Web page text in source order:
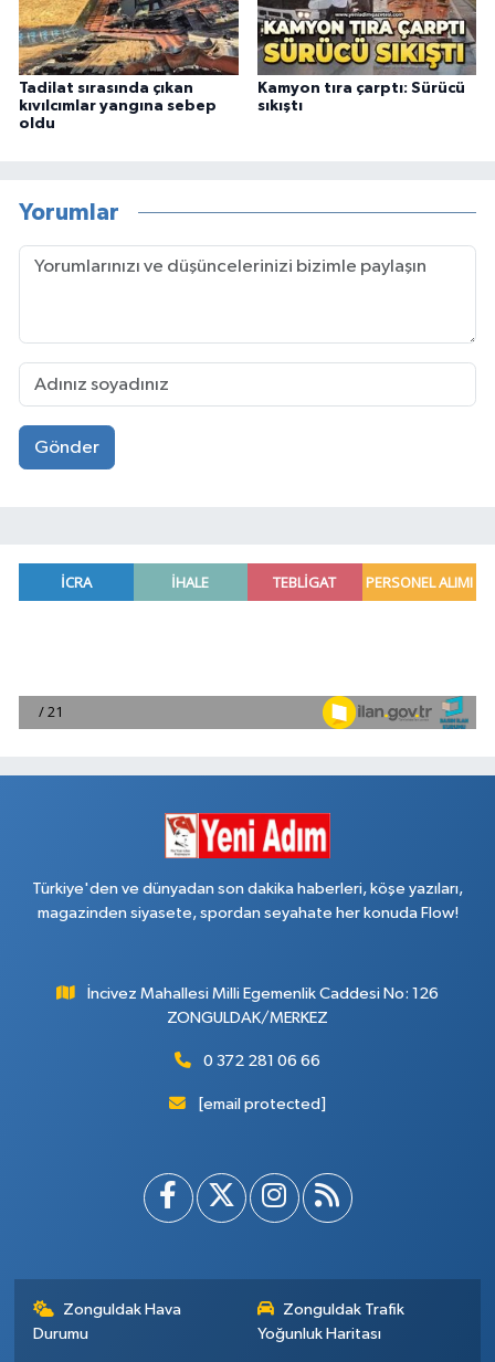
Tadilat sırasında çıkan
kıvılcımlar yangına sebep
oldu
Kamyon tıra çarptı: Sürücü
sıkıştı
Yorumlar
Gönder
Türkiye'den ve dünyadan son dakika haberleri, köşe yazıları,
magazinden siyasete, spordan seyahate her konuda Flow!
İncivez Mahallesi Milli Egemenlik Caddesi No: 126
ZONGULDAK/MERKEZ
0 372 281 06 66
[email protected]
Zonguldak Hava
Durumu
Zonguldak Trafik
Yoğunluk Haritası